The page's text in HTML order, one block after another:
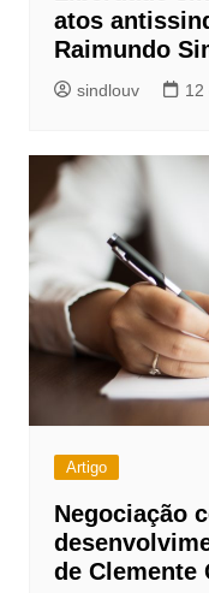
atos
Raimundo
sindlouv 12
Artigo
Negociação
de Clemente